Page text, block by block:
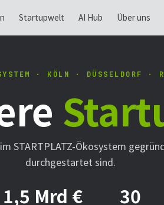
Startupwelt AI Hub Über uns
· KÖLN · DÜSSELDORF ·
STARTPLATZ-Ökosystem
durchgestartet sind.
1,5 Mrd € 30